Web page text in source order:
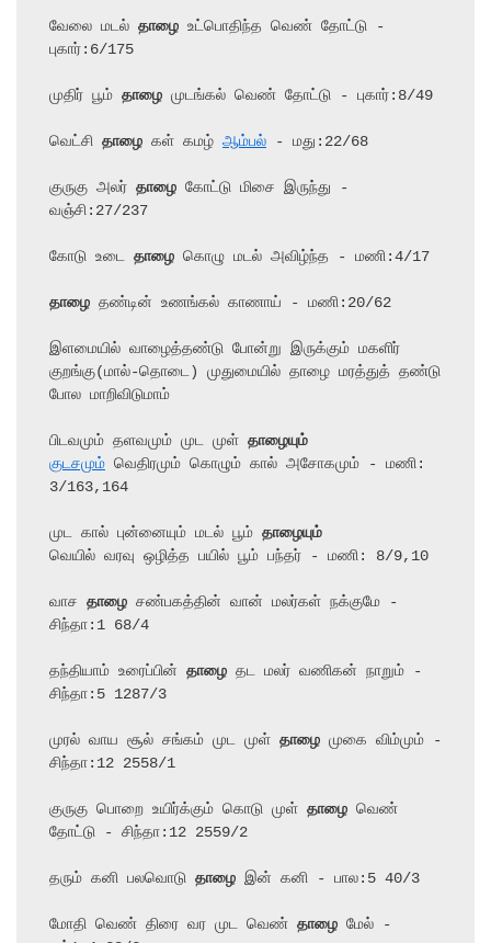
வேலை மடல் தாழை உட்பொதிந்த வெண் தோட்டு -
புகார்:6/175
முதிர் பூம் தாழை முடங்கல் வெண் தோட்டு - புகார்:8/49
வெட்சி தாழை கள் கமழ் ஆம்பல் - மது:22/68
குருகு அலர் தாழை கோட்டு மிசை இருந்து -
வஞ்சி:27/237
கோடு உடை தாழை கொழு மடல் அவிழ்ந்த - மணி:4/17
தாழை தண்டின் உணங்கல் காணாய் - மணி:20/62
இளமையில் வாழைத்தண்டு போன்று இருக்கும் மகளிர்
குறங்கு(மால்-தொடை) முதுமையில் தாழை மரத்துத் தண்டு
போல மாறிவிடுமாம்
பிடவமும் தளவமும் முட முள் தாழையும்
குடசமும் வெதிரமும் கொழும் கால் அசோகமும் - மணி:
3/163,164
முட கால் புன்னையும் மடல் பூம் தாழையும்
வெயில் வரவு ஒழித்த பயில் பூம் பந்தர் - மணி: 8/9,10
வாச தாழை சண்பகத்தின் வான் மலர்கள் நக்குமே -
சிந்தா:1 68/4
தந்தியாம் உரைப்பின் தாழை தட மலர் வணிகன் நாறும் -
சிந்தா:5 1287/3
முரல் வாய சூல் சங்கம் முட முள் தாழை முகை விம்மும் -
சிந்தா:12 2558/1
குருகு பொறை உயிர்க்கும் கொடு முள் தாழை வெண்
தோட்டு - சிந்தா:12 2559/2
தரும் கனி பலவொடு தாழை இன் கனி - பால:5 40/3
மோதி வெண் திரை வர முட வெண் தாழை மேல் -